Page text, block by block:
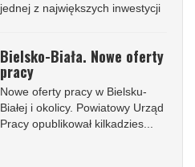
jednej z największych inwestycji
Bielsko-Biała. Nowe oferty
pracy
Nowe oferty pracy w Bielsku-
Białej i okolicy. Powiatowy Urząd
Pracy opublikował kilkadzies...